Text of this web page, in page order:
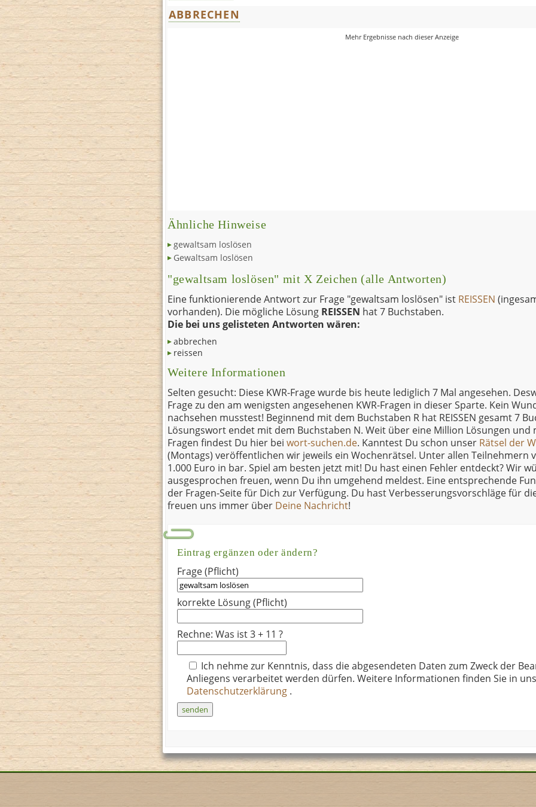
ABBRECHEN
Ähnliche Hinweise
gewaltsam loslösen
Gewaltsam loslösen
"gewaltsam loslösen" mit X Zeichen (alle Antworten)
Eine funktionierende Antwort zur Frage "gewaltsam loslösen" ist REISSEN
vorhanden). Die mögliche Lösung REISSEN hat 7 Buchstaben.
Die bei uns gelisteten Antworten wären:
abbrechen
reissen
Weitere Informationen
Selten gesucht: Diese KWR-Frage wurde bis heute lediglich 7 Mal angesehen.
Frage zu den am wenigsten angesehenen KWR-Fragen in dieser Sparte. Kein
nachsehen musstest! Beginnend mit dem Buchstaben R hat REISSEN gesamt 7
Lösungswort endet mit dem Buchstaben N. Weit über eine Million Lösungen und
Fragen findest Du hier bei wort-suchen.de. Kanntest Du schon unser Rätsel der
(Montags) veröffentlichen wir jeweils ein Wochenrätsel. Unter allen Teilnehmern
1.000 Euro in bar. Spiel am besten jetzt mit! Du hast einen Fehler entdeckt? Wir
ausgesprochen freuen, wenn Du ihn umgehend meldest. Eine entsprechende
der Fragen-Seite für Dich zur Verfügung. Du hast Verbesserungsvorschläge für
freuen uns immer über Deine Nachricht!
Eintrag ergänzen oder ändern?
Frage (Pflicht)
korrekte Lösung (Pflicht)
Rechne: Was ist 3 + 11 ?
Ich nehme zur Kenntnis, dass die abgesendeten Daten zum Zweck der
Anliegens verarbeitet werden dürfen. Weitere Informationen finden Sie in
Datenschutzerklärung .